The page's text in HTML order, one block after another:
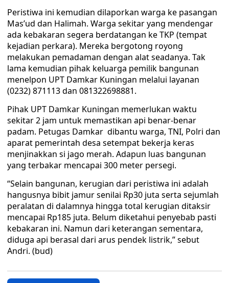
Peristiwa ini kemudian dilaporkan warga ke pasangan
Mas’ud dan Halimah. Warga sekitar yang mendengar
ada kebakaran segera berdatangan ke TKP (tempat
kejadian perkara). Mereka bergotong royong
melakukan pemadaman dengan alat seadanya. Tak
lama kemudian pihak keluarga pemilik bangunan
menelpon UPT Damkar Kuningan melalui layanan
(0232) 871113 dan 081322698881.
Pihak UPT Damkar Kuningan memerlukan waktu
sekitar 2 jam untuk memastikan api benar-benar
padam. Petugas Damkar dibantu warga, TNI, Polri dan
aparat pemerintah desa setempat bekerja keras
menjinakkan si jago merah. Adapun luas bangunan
yang terbakar mencapai 300 meter persegi.
“Selain bangunan, kerugian dari peristiwa ini adalah
hangusnya bibit jamur senilai Rp30 juta serta sejumlah
peralatan di dalamnya hingga total kerugian ditaksir
mencapai Rp185 juta. Belum diketahui penyebab pasti
kebakaran ini. Namun dari keterangan sementara,
diduga api berasal dari arus pendek listrik,” sebut
Andri. (bud)